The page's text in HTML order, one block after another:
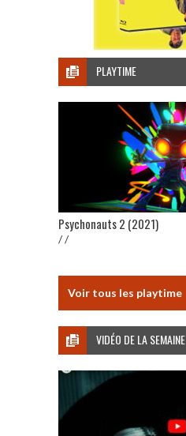
PLAYTIME
Psychonauts 2 (2021)
/ /
Voir tous les playtime
VIDÉO DE LA SEMAINE